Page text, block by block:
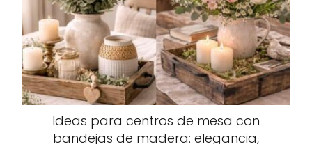
Ideas para centros de mesa con
bandejas de madera: elegancia,